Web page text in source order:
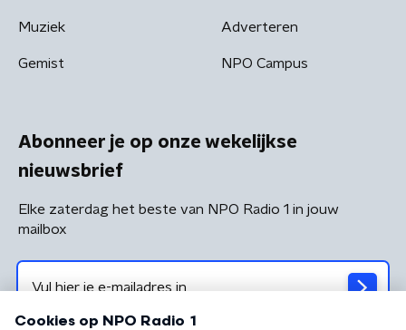
Muziek
Gemist
Adverteren
NPO Campus
Abonneer je op onze wekelijkse
nieuwsbrief
Elke zaterdag het beste van NPO Radio 1 in jouw
mailbox